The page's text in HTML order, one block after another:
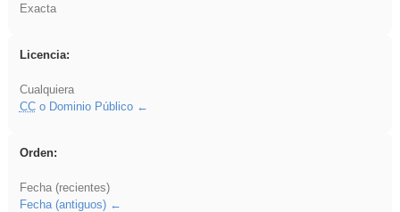
Exacta
Licencia:
Cualquiera
CCo Dominio Público
Orden:
Fecha (recientes)
Fecha (antiguos)